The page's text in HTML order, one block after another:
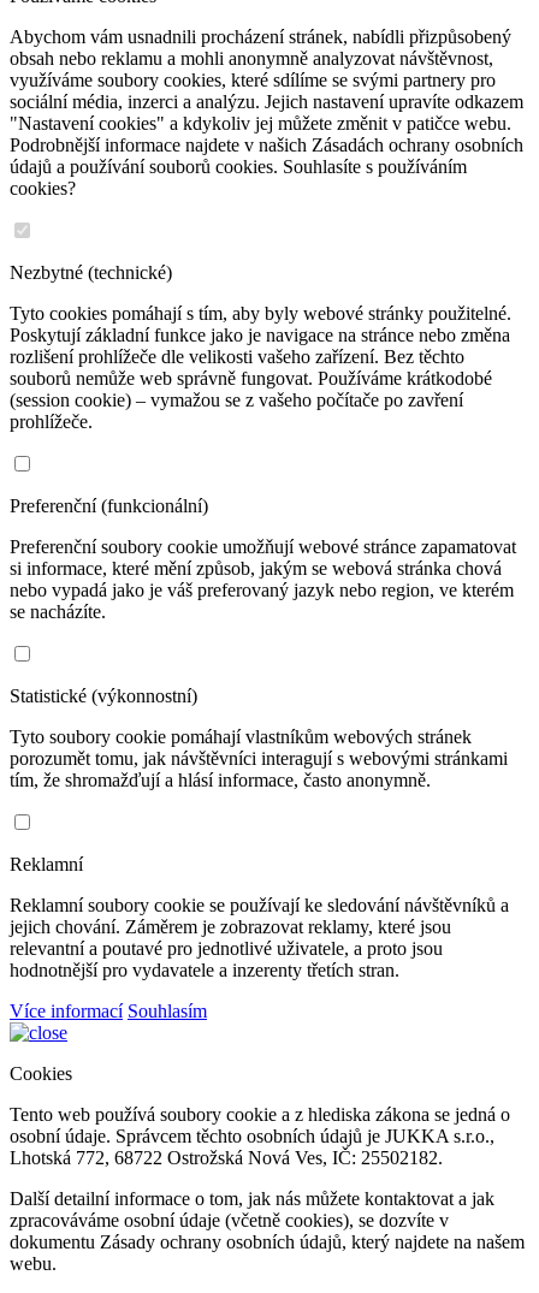
Abychom vám usnadnili procházení stránek, nabídli přizpůsobený
obsah nebo reklamu a mohli anonymně analyzovat návštěvnost,
využíváme soubory cookies, které sdílíme se svými partnery pro
sociální média, inzerci a analýzu. Jejich nastavení upravíte odkazem
"Nastavení cookies" a kdykoliv jej můžete změnit v patičce webu.
Podrobnější informace najdete v našich Zásadách ochrany osobních
údajů a používání souborů cookies. Souhlasíte s používáním
cookies?
Nezbytné (technické)
Tyto cookies pomáhají s tím, aby byly webové stránky použitelné.
Poskytují základní funkce jako je navigace na stránce nebo změna
rozlišení prohlížeče dle velikosti vašeho zařízení. Bez těchto
souborů nemůže web správně fungovat. Používáme krátkodobé
(session cookie) – vymažou se z vašeho počítače po zavření
prohlížeče.
Preferenční (funkcionální)
Preferenční soubory cookie umožňují webové stránce zapamatovat
si informace, které mění způsob, jakým se webová stránka chová
nebo vypadá jako je váš preferovaný jazyk nebo region, ve kterém
se nacházíte.
Statistické (výkonnostní)
Tyto soubory cookie pomáhají vlastníkům webových stránek
porozumět tomu, jak návštěvníci interagují s webovými stránkami
tím, že shromažďují a hlásí informace, často anonymně.
Reklamní
Reklamní soubory cookie se používají ke sledování návštěvníků a
jejich chování. Záměrem je zobrazovat reklamy, které jsou
relevantní a poutavé pro jednotlivé uživatele, a proto jsou
hodnotnější pro vydavatele a inzerenty třetích stran.
Více informací Souhlasím
Cookies
Tento web používá soubory cookie a z hlediska zákona se jedná o
osobní údaje. Správcem těchto osobních údajů je JUKKA s.r.o.,
Lhotská 772, 68722 Ostrožská Nová Ves, IČ: 25502182.
Další detailní informace o tom, jak nás můžete kontaktovat a jak
zpracováváme osobní údaje (včetně cookies), se dozvíte v
dokumentu Zásady ochrany osobních údajů, který najdete na našem
webu.